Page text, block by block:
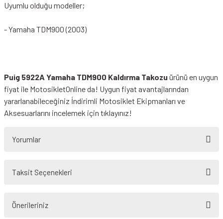
Uyumlu olduğu modeller;
- Yamaha TDM900 (2003)
Puig 5922A Yamaha TDM900 Kaldırma Takozu ürünü en uygun
fiyat ile MotosikletOnline da! Uygun fiyat avantajlarından
yararlanabileceğiniz İndirimli Motosiklet Ekipmanları ve
Aksesuarlarını incelemek için tıklayınız!
Yorumlar
Taksit Seçenekleri
Önerileriniz